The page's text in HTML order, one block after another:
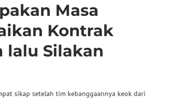
Masa
Kontrak
lalu Silakan
sikap setelah tim kebanggaannya keok dari